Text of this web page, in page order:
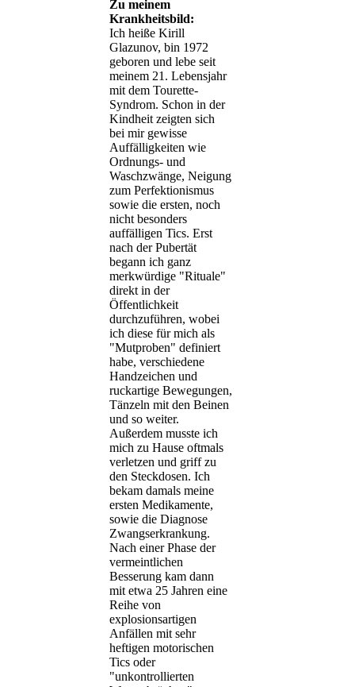
Zu meinem
Krankheitsbild:
Ich heiße Kirill
Glazunov, bin 1972
geboren und lebe seit
meinem 21. Lebensjahr
mit dem Tourette-
Syndrom. Schon in der
Kindheit zeigten sich
bei mir gewisse
Auffälligkeiten wie
Ordnungs- und
Waschzwänge, Neigung
zum Perfektionismus
sowie die ersten, noch
nicht besonders
auffälligen Tics. Erst
nach der Pubertät
begann ich ganz
merkwürdige "Rituale"
direkt in der
Öffentlichkeit
durchzuführen, wobei
ich diese für mich als
"Mutproben" definiert
habe, verschiedene
Handzeichen und
ruckartige Bewegungen,
Tänzeln mit den Beinen
und so weiter.
Außerdem musste ich
mich zu Hause oftmals
verletzen und griff zu
den Steckdosen. Ich
bekam damals meine
ersten Medikamente,
sowie die Diagnose
Zwangserkrankung.
Nach einer Phase der
vermeintlichen
Besserung kam dann
mit etwa 25 Jahren eine
Reihe von
explosionsartigen
Anfällen mit sehr
heftigen motorischen
Tics oder
"unkontrollierten